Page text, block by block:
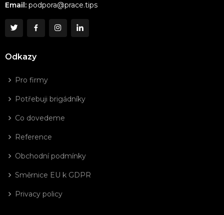
Email: podpora@prace.tips
Odkazy
Pro firmy
Potřebuji brigádníky
Co dovedeme
Reference
Obchodní podmínky
Směrnice EU k GDPR
Privacy policy